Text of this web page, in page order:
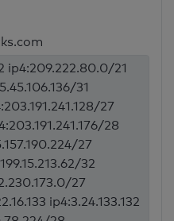
ip4:209.222.80.0/21
31
27
28
27
32
27
ip4:3.24.133.132